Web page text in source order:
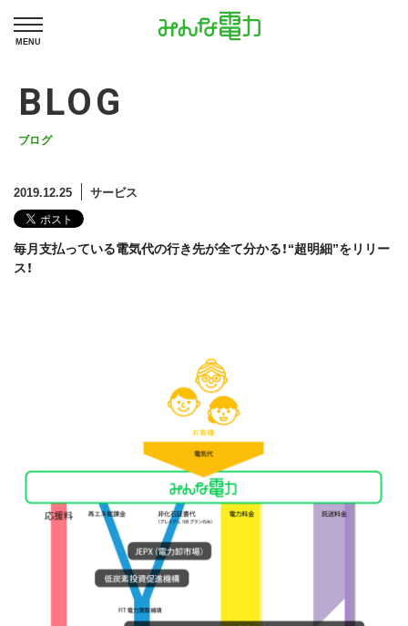
MENU
BLOG
ブログ
2019.12.25 サービス
毎月支払っている電気代の行き先が全て分かる！“超明細”をリリー
ス！